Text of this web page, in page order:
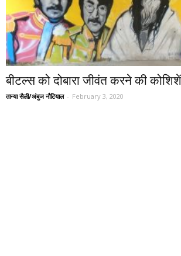
बीटल्स को दोबारा जीवंत करने की
तान्या सैली/अंबुज नौटियाल - February 3, 2020